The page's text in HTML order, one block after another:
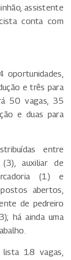
assistente
conta com
oportunidades,
e três para
50 vagas, 35
e duas para
entre
auxiliar de
(1) e
abertos,
de pedreiro
há ainda uma
lista 18 vagas,